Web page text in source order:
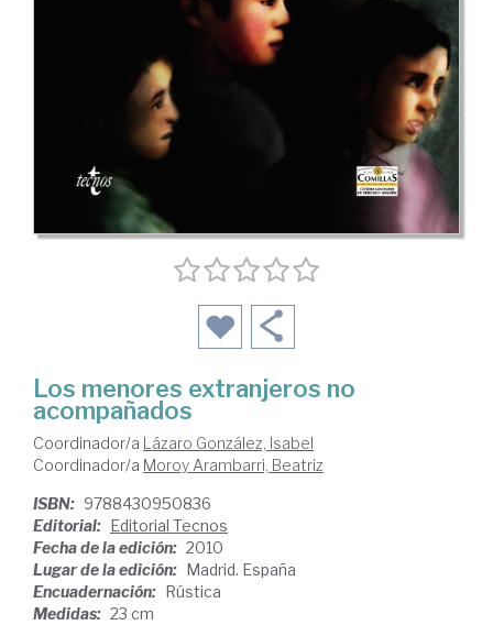
Los menores extranjeros no
acompañados
Coordinador/a Lázaro González, Isabel
Coordinador/a Moroy Arambarri, Beatriz
ISBN: 9788430950836
Editorial: Editorial Tecnos
Fecha de la edición: 2010
Lugar de la edición: Madrid. España
Encuadernación: Rústica
Medidas: 23 cm